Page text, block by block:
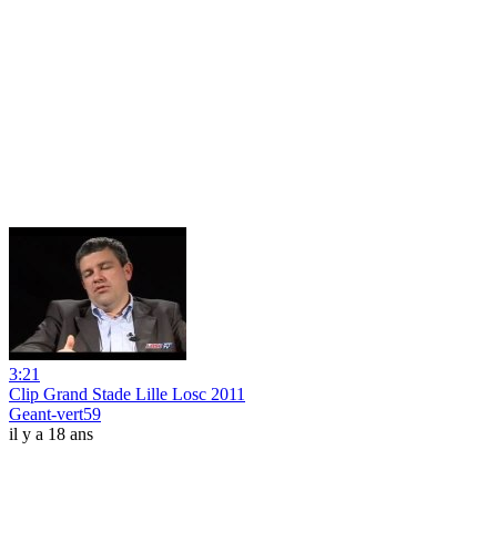
3:21
Clip Grand Stade Lille Losc 2011
Geant-vert59
il y a 18 ans